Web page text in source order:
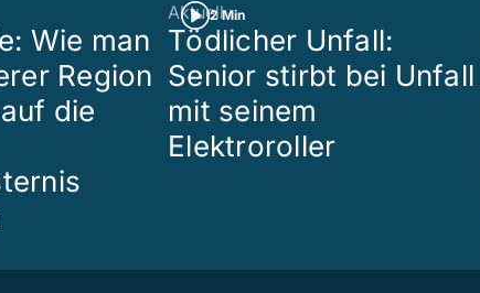
Wie man
Region
die
2 Min
Aktuell
Tödlicher Unfall:
Senior stirbt bei Unfall
mit seinem
Elektroroller